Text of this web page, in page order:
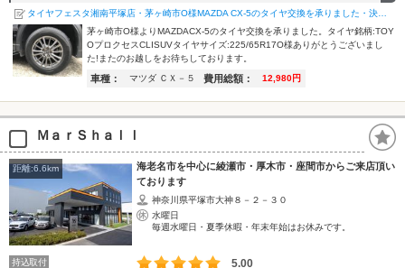
茅ヶ崎市O様よりMAZDACX-5のタイヤ交換を承りました。タイヤ銘柄:TOY
OプロクセスCLISUVタイヤサイズ:225/65R17O様ありがとうございまし
た!またのお越しをお待ちしております。
車種： マツダ ＣＸ－５ 費用総額： 12,980円
ＭａｒＳｈａｌｌ
距離:6.6km
海老名市を中心に綾瀬市・厚木市・座間市からご来店頂い
ております
神奈川県平塚市大神８－２－３０
水曜日
毎週水曜日・夏季休暇・年末年始はお休みです。
持込取付
5.00